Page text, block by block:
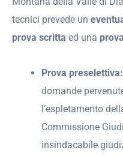
tecnici prevede un
prova scritta ed una
Prova
domande
l’espletamento
Commissione
insindacabile